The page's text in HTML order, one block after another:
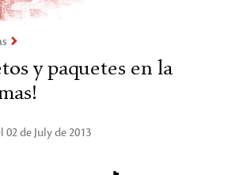
y paquetes en la
de July de 2013